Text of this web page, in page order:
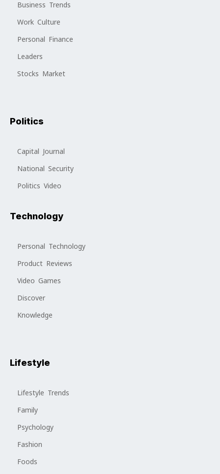
Business Trends
Work Culture
Personal Finance
Leaders
Stocks Market
Politics
Capital Journal
National Security
Politics Video
Technology
Personal Technology
Product Reviews
Video Games
Discover
Knowledge
Lifestyle
Lifestyle Trends
Family
Psychology
Fashion
Foods